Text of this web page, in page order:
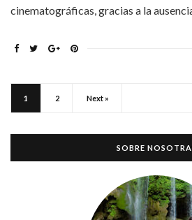
cinematográficas, gracias a la
1 2 Next »
SOBRE